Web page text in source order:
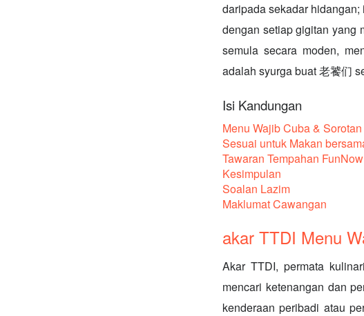
daripada sekadar
dengan setiap gigitan yang
semula secara moden,
adalah syurga buat 老饕们
Isi Kandungan
Menu Wajib Cuba &
Sesuai untuk Makan
Tawaran Tempahan FunNow
Kesimpulan
Soalan Lazim
Maklumat Cawangan
akar TTDI Menu
Akar TTDI, permata
mencari ketenangan dan
kenderaan peribadi atau